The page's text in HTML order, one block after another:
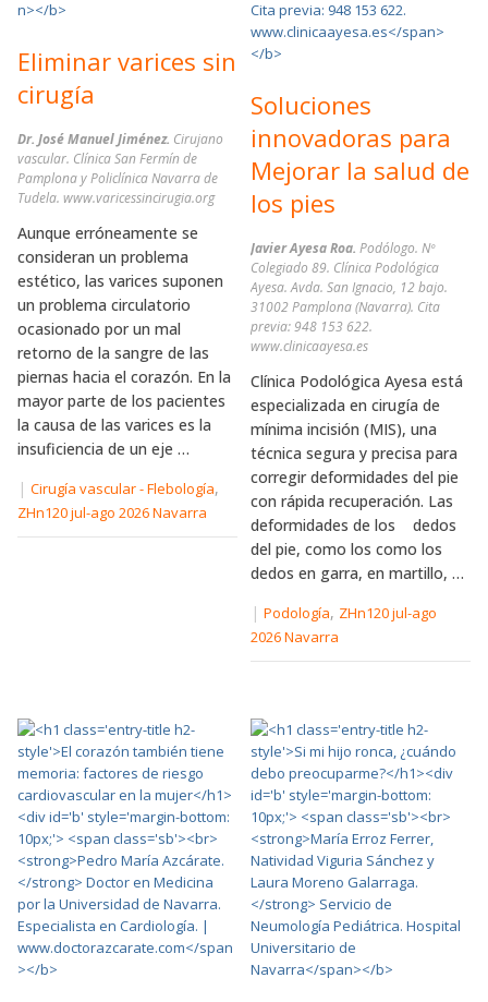
Eliminar varices sin
cirugía
Dr. José Manuel Jiménez. Cirujano
vascular. Clínica San Fermín de
Pamplona y Policlínica Navarra de
Tudela. www.varicessincirugia.org
Aunque erróneamente se
consideran un problema
estético, las varices suponen
un problema circulatorio
ocasionado por un mal
retorno de la sangre de las
piernas hacia el corazón. En la
mayor parte de los pacientes
la causa de las varices es la
insuficiencia de un eje …
| Cirugía vascular - Flebología,
ZHn120 jul-ago 2026 Navarra
Soluciones
innovadoras para
Mejorar la salud de
los pies
Javier Ayesa Roa. Podólogo. Nº
Colegiado 89. Clínica Podológica
Ayesa. Avda. San Ignacio, 12 bajo.
31002 Pamplona (Navarra). Cita
previa: 948 153 622.
www.clinicaayesa.es
Clínica Podológica Ayesa está
especializada en cirugía de
mínima incisión (MIS), una
técnica segura y precisa para
corregir deformidades del pie
con rápida recuperación. Las
deformidades de los dedos
del pie, como los como los
dedos en garra, en martillo, …
|Podología, ZHn120 jul-ago
2026 Navarra